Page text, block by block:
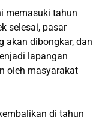
memasuki tahun
selesai, pasar
akan dibongkar, dan
lapangan
oleh masyarakat
di tahun